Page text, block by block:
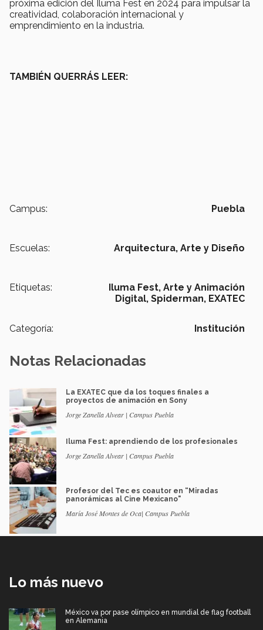
próxima edición del Iluma Fest en 2024 para impulsar la
creatividad, colaboración internacional y
emprendimiento en la industria.
TAMBIÉN QUERRÁS LEER:
Campus: Puebla
Escuelas: Arquitectura, Arte y Diseño
Etiquetas: Iluma Fest, Arte y Animación
Digital, Spiderman, EXATEC
Categoría: Institución
Notas Relacionadas
La EXATEC que da los toques finales a
proyectos de animación en Sony
Jorge Zanella Alvear | Campus Puebla
Iluma Fest: aprendiendo de los profesionales
Jorge Zanella Alvear | Campus Puebla
Profesor del Tec es coautor en “Miradas
panorámicas al Cine Mexicano"
María José Montes de Oca| Campus Puebla
Lo más nuevo
México va por pase olímpico en mundial de flag football
en Alemania